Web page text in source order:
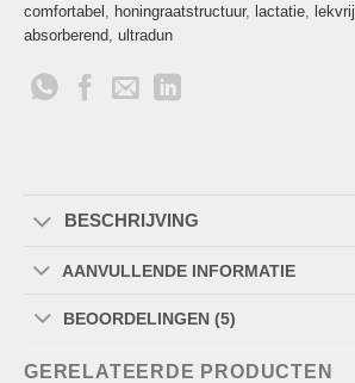
comfortabel
honingraatstructuur, lactatie lekvrij
absorberend ultradun
BESCHRIJVING
AANVULLENDE INFORMATIE
BEOORDELINGEN (5)
GERELATEERDE PRODUCTEN